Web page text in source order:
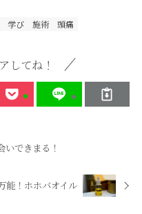
学び 施術 頭痛
してね！
できまる！
能！ホホバオイル